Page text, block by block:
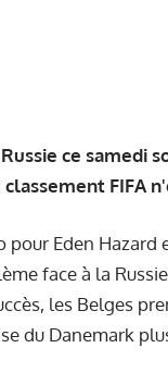
ce samedi
FIFA
pour Eden
face à la
les Belges
du Danemark